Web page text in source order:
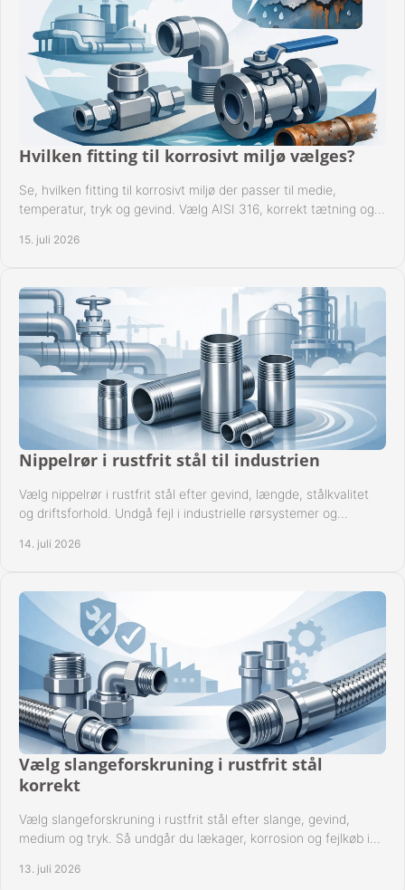
Hvilken fitting til korrosivt miljø vælges?
Se, hvilken fitting til korrosivt miljø der passer til medie,
temperatur, tryk og gevind. Vælg AISI 316, korrekt tætning og
15. juli 2026
Nippelrør i rustfrit stål til industrien
Vælg nippelrør i rustfrit stål efter gevind, længde, stålkvalitet
og driftsforhold. Undgå fejl i industrielle rørsystemer og
14. juli 2026
Vælg slangeforskruning i rustfrit stål
korrekt
Vælg slangeforskruning i rustfrit stål efter slange, gevind,
medium og tryk. Så undgår du lækager, korrosion og fejlkøb i
13. juli 2026